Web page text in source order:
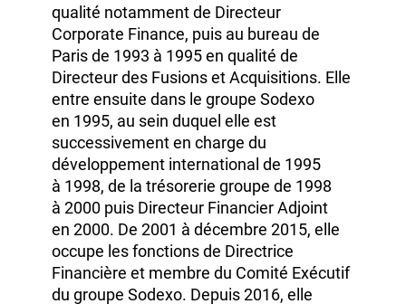
d'abord exercé pendant13 ansau sein du
cabinetPricewaterhouseCoopers, au
bureau de Londresde 1983à 1993
qualité notamment de Directeur
Corporate Finance, puis au bureau de
Parisde 1993à 1995en qualité de
Directeur des Fusions et Acquisitions. Elle
entre ensuite dans le groupe Sodexo
en 1995,au sein duquel elle est
successivement en charge du
développement internationalde 1995
à 1998, de la trésorerie groupede 1998
à 2000puis Directeur Financier Adjoint
en 2000.De 2001à décembre 2015,elle